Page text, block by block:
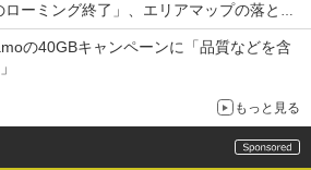
ーミング終了」、エリアマップの落とし
題
の40GBキャンペーンに「品質などを含
もっと見る